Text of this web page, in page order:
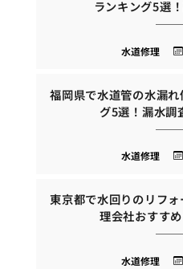
ランキング5選
水道修理
福岡県で水道管の水漏
グ5選！漏水調
水道修理
東京都で水回りのリフ
理会社おすす
水道修理